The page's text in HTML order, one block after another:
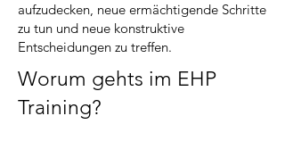
aufzudecken, neue ermächtigende Schritte
zu tun und neue konstruktive
Entscheidungen zu treffen.
Worum gehts im EHP
Training?